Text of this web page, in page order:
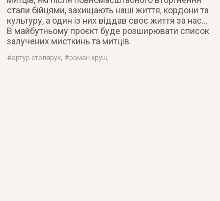
стали бійцями, захищають наші життя, кордони та
культуру, а один із них віддав своє життя за нас…
В майбутньому проєкт буде розширювати список
залучених мисткинь та митців.
#артур столярук, #роман хрущ